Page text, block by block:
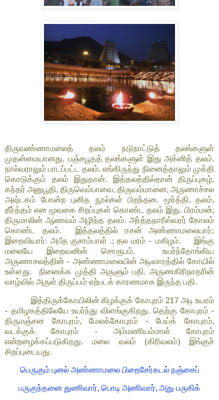
திருவண்ணாமலைத் தலம் நடுநாட்டுத் தலங்களுள்
முதன்மையானது. பஞ்சபூதத் தலங்களுள் இது அக்னித் தலம்.
நால்வராலும் பாடப்பட்ட தலம். எங்கிருந்து நினைத்தாலும் முக்தி
கொடுக்கும் தலம் இதுதான். இத்தலத்தில்தான் திருப்புகழ்,
கந்தர் அனுபூதி, திருவெம்பாவை, திருவம்மானை, அருணாச்சல
அஷ்டகம் போன்ற புனித நூல்கள் பிறந்தன. மூர்த்தி, தலம்,
தீர்த்தம் என மூவகை சிறப்புகள் கொண்ட தலம் இது. பிரம்மன்,
திருமாலின் ஆணவம் அழிந்த தலம். அர்த்தநாரீஸ்வரர் கோலம்
கொண்ட தலம். இத்தலத்தில் ஈசன் அண்ணாமலையார்;
இறைவியார்: அபீத குசாம்பாள் .; தல மரம் – மகிழம். இங்கு
மலையே இறைவனின் சொரூபம். உயர்ந்தோங்கிய
அருணாசலத்தின் - அண்ணாமலையின் அடிவாரத்தில் கோயில்
உள்ளது. நினைக்க முத்தி அருளும் பதி. அருணகிரிநாதரின்
வாழ்வில் அருள் திருப்பம் ஏற்படக் காரணமாக இருந்த பதி.
இத்திருக்கோயிலின் கிழக்குக் கோபுரம் 217 அடி உயரம்
- தமிழகத்திலேயே உயர்ந்து விளங்குகிறது. தெற்கு கோபுரம் -
திருமஞ்சன கோபுரம், மேலக்கோபுரம் - பேய்க் கோபுரம்,
வடக்குக் கோபுரம் - அம்மணியம்மாள் கோபுரம்
என்றழைக்கப்படுகிறது. மலை வலம் (கிரிவலம்) இங்குச்
சிறப்புடையது.
பெருகும் புனல் அண்ணாமலை பிறைசேர்கடல் நஞ்சைப்
பருகுந்தனை துணிவார், பொடி அணிவார், அது பருகிக்